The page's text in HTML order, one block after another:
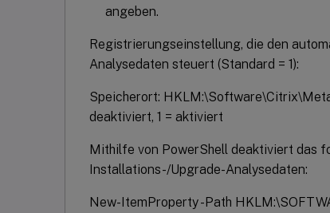
angeben.
Registrierungseinstellung, die den
Analysedaten steuert (Standard = 1):
Speicherort:
deaktiviert, 1 = aktiviert
Mithilfe von PowerShell deaktiviert das
Installations-/Upgrade-Analysedaten:
New-ItemProperty -Path